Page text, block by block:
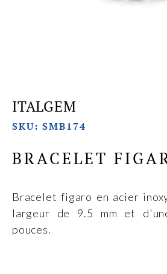
ITALGEM
SKU: SMB174
BRACELET
Bracelet figaro en acier
largeur de 9.5 mm et
pouces.